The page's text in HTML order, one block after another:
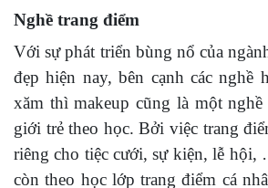
Nghề trang điểm
Với sự phát triển bùng nổ của
đẹp hiện nay, bên cạnh các nghề
xăm thì makeup cũng là một
giới trẻ theo học. Bởi việc trang
riêng cho tiệc cưới, sự kiện, lễ
còn theo học lớp trang điểm cá